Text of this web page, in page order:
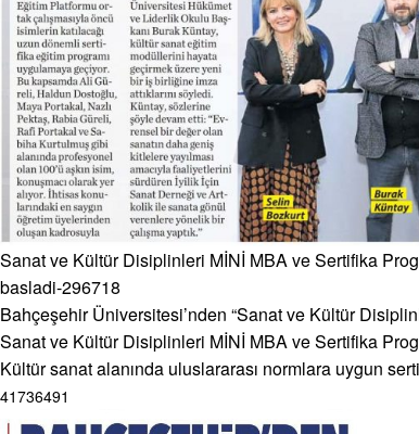
Sanat ve Kültür Disiplinleri MİNİ MBA ve Sertifika
basladi-296718
Bahçeşehir Üniversitesi’nden “Sanat ve Kültür
Sanat ve Kültür Disiplinleri MİNİ MBA ve Sertifika
Kültür sanat alanında uluslararası normlara uygun
41736491